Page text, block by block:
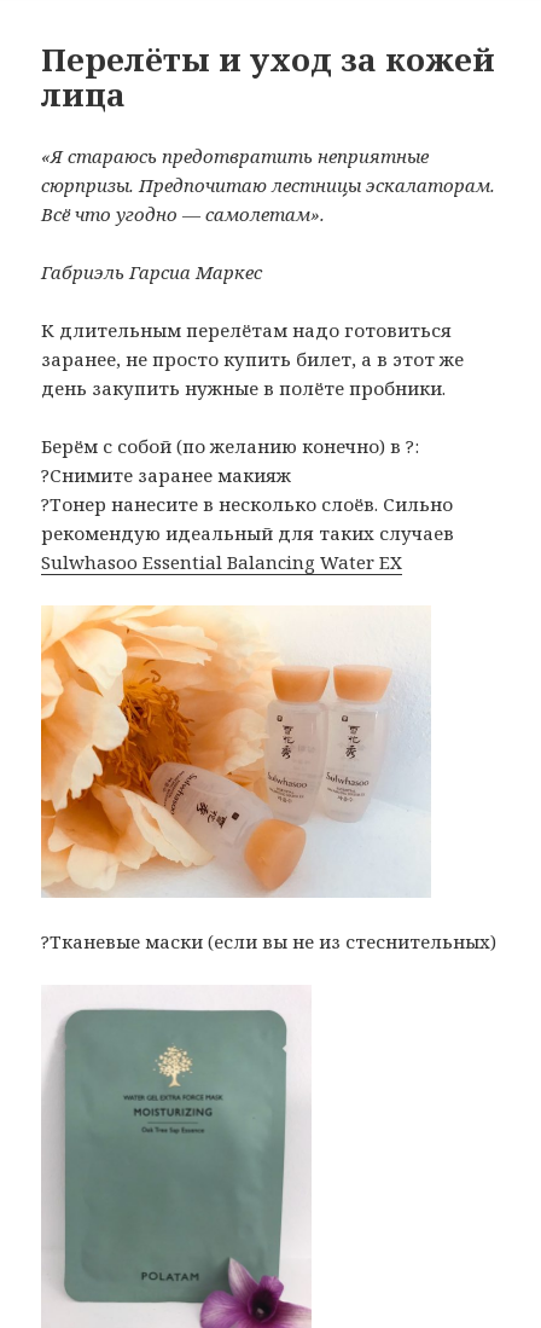
Перелёты и уход за кожей
лица
«Я стараюсь предотвратить неприятные
сюрпризы. Предпочитаю лестницы эскалаторам.
Всё что угодно — самолетам».
Габриэль Гарсиа Маркес
К длительным перелётам надо готовиться
заранее, не просто купить билет, а в этот же
день закупить нужные в полёте пробники.
Берём с собой (по желанию конечно) в ?:
?Снимите заранее макияж
?Тонер нанесите в несколько слоёв. Сильно
рекомендую идеальный для таких случаев
Sulwhasoo Essential Balancing Water EX
?Тканевые маски (если вы не из стеснительных)